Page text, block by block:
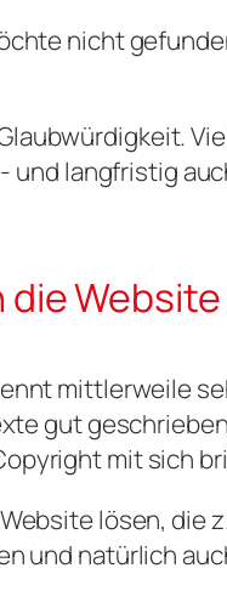
nicht
und langfristig
mittlerweile
gut
mit sich
lösen, die
und natürlich